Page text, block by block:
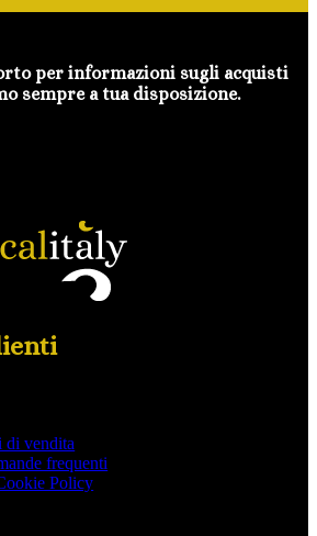
per informazioni sugli acquisti
sempre a tua disposizione.
di vendita
frequenti
Policy